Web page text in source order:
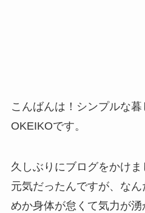
こんばんは！シンプルな暮
OKEIKOです。
久しぶりにブログをかけま
元気だったんですが、な
めか身体が怠くて気力が湧